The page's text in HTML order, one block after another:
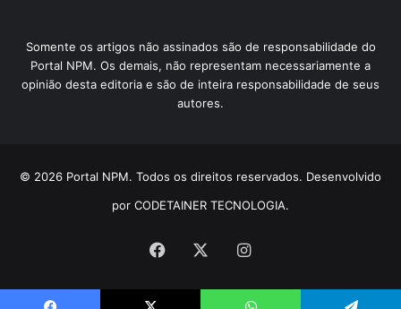
Somente os artigos não assinados são de responsabilidade do
Portal NPM. Os demais, não representam necessariamente a
opinião desta editoria e são de inteira responsabilidade de seus
autores.
© 2026 Portal NPM. Todos os direitos reservados. Desenvolvido
por CODETAINER TECNOLOGIA.
Facebook Instagram